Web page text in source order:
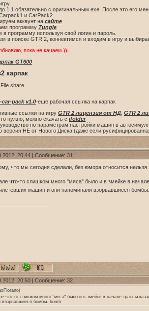
1.1 обязательно с оригинальным exe. После это его
и CarPack2
аккаунт на сайте
программу Tungle
в программу используя свой логин и пароль.
в поиске GTR 2, коннектимся и входим в игру и
пока не качаем ))
GT600
карпак
share
car-pack v1.0-еще рабочая ссылка на карпак
ссылки на игру GTR 2 лицензия от НД GTR 2
нужно, можно скачать с ifolder
по параметрам настройки машин в
версия НЕ от Нового Диска (даже если
20:44 | Сообщение: 31
что мы сегодня сделали, без юмора относится нельзя
что-то слишком много "мяса" было и в змейке в
машин и они напоминали взорвавшиеся бомбы.
20:50 | Сообщение: 32
)
что-то слишком много "мяса" было и в змейке в начале трассы
взорвавшиеся бомбы. bomb